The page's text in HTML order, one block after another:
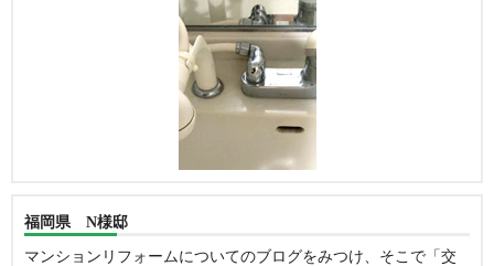
福岡県 N様邸
マンションリフォームについてのブログをみつけ、そこで「交